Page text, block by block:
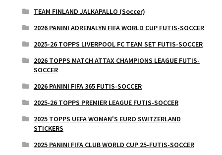
TEAM FINLAND JALKAPALLO (Soccer)
2026 PANINI ADRENALYN FIFA WORLD CUP FUTIS-SOCCER
2025-26 TOPPS LIVERPOOL FC TEAM SET FUTIS-SOCCER
2026 TOPPS MATCH ATTAX CHAMPIONS LEAGUE FUTIS-
SOCCER
2026 PANINI FIFA 365 FUTIS-SOCCER
2025-26 TOPPS PREMIER LEAGUE FUTIS-SOCCER
2025 TOPPS UEFA WOMAN'S EURO SWITZERLAND
STICKERS
2025 PANINI FIFA CLUB WORLD CUP 25-FUTIS-SOCCER